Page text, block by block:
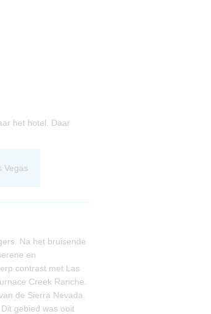
het hotel. Daar
Vegas
Na het bruisende
en
contrast met Las
Creek Ranche.
de Sierra Nevada.
gebied was ooit